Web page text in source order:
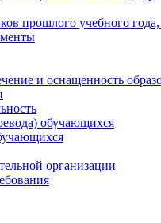
прошлого учебного
и оснащенность
обучающихся
организации